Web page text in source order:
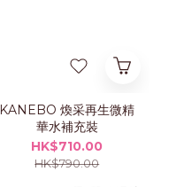
KANEBO 煥采再生微精
華水補充裝
HK$710.00
HK$790.00